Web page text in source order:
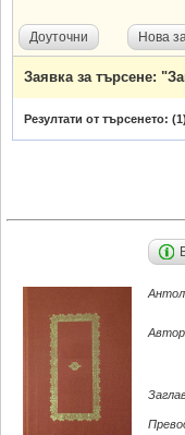
Доуточни Нова
Заявка за търсене:
Резултати от търсенето: (1)